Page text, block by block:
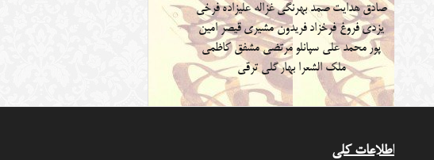
صادق هدایتصمد بهرنگیغزاله علیزادهفرخی
یزدیفروغ فرخزاد فریدون مشیری قیصر امین
پور محمد علی سپانلو مرتضی مشفق کاظمی
ملک الشعرا بهارگلی ترقی
اطلاعات کلی